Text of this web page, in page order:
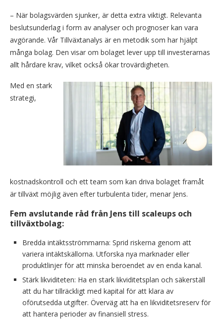
– När bolagsvärden sjunker, är detta extra viktigt. Relevanta
beslutsunderlag i form av analyser och prognoser kan vara
avgörande. Vår Tillväxtanalys är en metodik som har hjälpt
många bolag. Den visar om bolaget lever upp till investerarnas
allt hårdare krav, vilket också ökar trovärdigheten.
Med en stark
strategi,
kostnadskontroll och ett team som kan driva bolaget framåt
är tillväxt möjlig även efter turbulenta tider, menar Jens.
Fem avslutande råd från Jens till scaleups och
tillväxtbolag:
Bredda intäktsströmmarna: Sprid riskerna genom att
variera intäktskällorna. Utforska nya marknader eller
produktlinjer för att minska beroendet av en enda kanal.
Stärk likviditeten: Ha en stark likviditetsplan och säkerställ
att du har tillräckligt med kapital för att klara av
oförutsedda utgifter. Överväg att ha en likviditetsreserv för
att hantera perioder av finansiell stress.